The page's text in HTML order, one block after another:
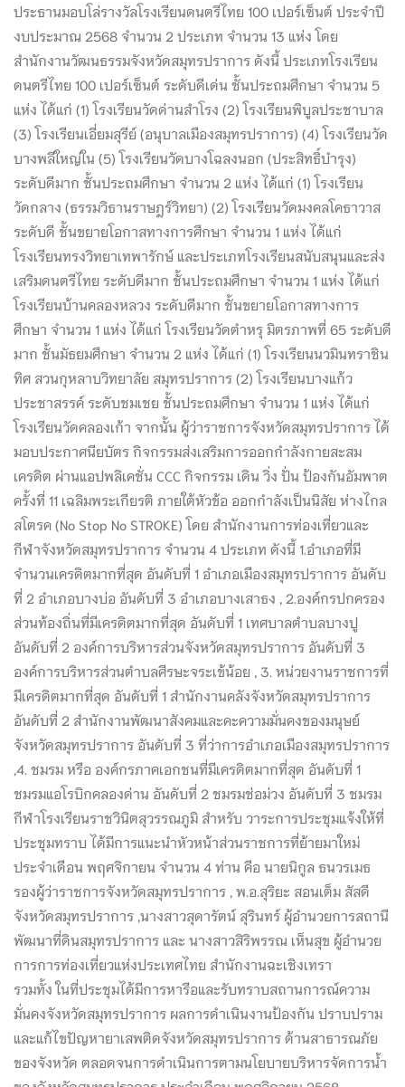
ประธานมอบโล่รางวัลโรงเรียนดนตรีไทย 100 เปอร์เซ็นต์ ประจำปี
งบประมาณ 2568 จำนวน 2 ประเภท จำนวน 13 แห่ง โดย
สำนักงานวัฒนธรรมจังหวัดสมุทรปราการ ดังนี้ ประเภทโรงเรียน
ดนตรีไทย 100 เปอร์เซ็นต์ ระดับดีเด่น ชั้นประถมศึกษา จำนวน 5
แห่ง ได้แก่ (1) โรงเรียนวัดด่านสำโรง (2) โรงเรียนพิบูลประชาบาล
(3) โรงเรียนเอี่ยมสุรีย์ (อนุบาลเมืองสมุทรปราการ) (4) โรงเรียนวัด
บางพลีใหญ่ใน (5) โรงเรียนวัดบางโฉลงนอก (ประสิทธิ์บำรุง)
ระดับดีมาก ชั้นประถมศึกษา จำนวน 2 แห่ง ได้แก่ (1) โรงเรียน
วัดกลาง (ธรรมวิธานราษฎร์วิทยา) (2) โรงเรียนวัดมงคลโคธาวาส
ระดับดี ชั้นขยายโอกาสทางการศึกษา จำนวน 1 แห่ง ได้แก่
โรงเรียนทรงวิทยาเทพารักษ์ และประเภทโรงเรียนสนับสนุนและส่ง
เสริมดนตรีไทย ระดับดีมาก ชั้นประถมศึกษา จำนวน 1 แห่ง ได้แก่
โรงเรียนบ้านคลองหลวง ระดับดีมาก ชั้นขยายโอกาสทางการ
ศึกษา จำนวน 1 แห่ง ได้แก่ โรงเรียนวัดตำหรุ มิตรภาพที่ 65 ระดับดี
มาก ชั้นมัธยมศึกษา จำนวน 2 แห่ง ได้แก่ (1) โรงเรียนนวมินทราชิน
ทิศ สวนกุหลาบวิทยาลัย สมุทรปราการ (2) โรงเรียนบางแก้ว
ประชาสรรค์ ระดับชมเชย ชั้นประถมศึกษา จำนวน 1 แห่ง ได้แก่
โรงเรียนวัดคลองเก้า จากนั้น ผู้ว่าราชการจังหวัดสมุทรปราการ ได้
มอบประกาศนียบัตร กิจกรรมส่งเสริมการออกกำลังกายสะสม
เครดิต ผ่านแอปพลิเคชั่น CCC กิจกรรม เดิน วิ่ง ปั่น ป้องกันอัมพาต
ครั้งที่ 11 เฉลิมพระเกียรติ ภายใต้หัวข้อ ออกกำลังเป็นนิสัย ห่างไกล
สโตรค (No Stop No STROKE) โดย สำนักงานการท่องเที่ยวและ
กีฬาจังหวัดสมุทรปราการ จำนวน 4 ประเภท ดังนี้ 1.อำเภอที่มี
จำนวนเครดิตมากที่สุด อันดับที่ 1 อำเภอเมืองสมุทรปราการ อันดับ
ที่ 2 อำเภอบางบ่อ อันดับที่ 3 อำเภอบางเสาธง , 2.องค์กรปกครอง
ส่วนท้องถิ่นที่มีเครดิตมากที่สุด อันดับที่ 1 เทศบาลตำบลบางปู
อันดับที่ 2 องค์การบริหารส่วนจังหวัดสมุทรปราการ อันดับที่ 3
องค์การบริหารส่วนตำบลศีรษะจระเข้น้อย , 3. หน่วยงานราชการที่
มีเครดิตมากที่สุด อันดับที่ 1 สำนักงานคลังจังหวัดสมุทรปราการ
อันดับที่ 2 สำนักงานพัฒนาสังคมและคะความมั่นคงของมนุษย์
จังหวัดสมุทรปราการ อันดับที่ 3 ที่ว่าการอำเภอเมืองสมุทรปราการ
,4. ชมรม หรือ องค์กรภาคเอกชนที่มีเครดิตมากที่สุด อันดับที่ 1
ชมรมแอโรบิกคลองด่าน อันดับที่ 2 ชมรมช่อม่วง อันดับที่ 3 ชมรม
กีฬาโรงเรียนราชวินิตสุวรรณภูมิ สำหรับ วาระการประชุมแจ้งให้ที่
ประชุมทราบ ได้มีการแนะนำหัวหน้าส่วนราชการที่ย้ายมาใหม่
ประจำเดือน พฤศจิกายน จำนวน 4 ท่าน คือ นายนิกูล ธนวรเมธ
รองผู้ว่าราชการจังหวัดสมุทรปราการ , พ.อ.สุริยะ สอนเต็ม สัสดี
จังหวัดสมุทรปราการ ,นางสาวสุดารัตน์ สุรินทร์ ผู้อำนวยการสถานี
พัฒนาที่ดินสมุทรปราการ และ นางสาวสิริพรรณ เห็นสุข ผู้อำนวย
การการท่องเที่ยวแห่งประเทศไทย สำนักงานฉะเชิงเทรา
รวมทั้ง ในที่ประชุมได้มีการหารือและรับทราบสถานการณ์ความ
มั่นคงจังหวัดสมุทรปราการ ผลการดำเนินงานป้องกัน ปราบปราม
และแก้ไขปัญหายาเสพติดจังหวัดสมุทรปราการ ด้านสาธารณภัย
ของจังหวัด ตลอดจนการดำเนินการตามนโยบายบริหารจัดการน้ำ